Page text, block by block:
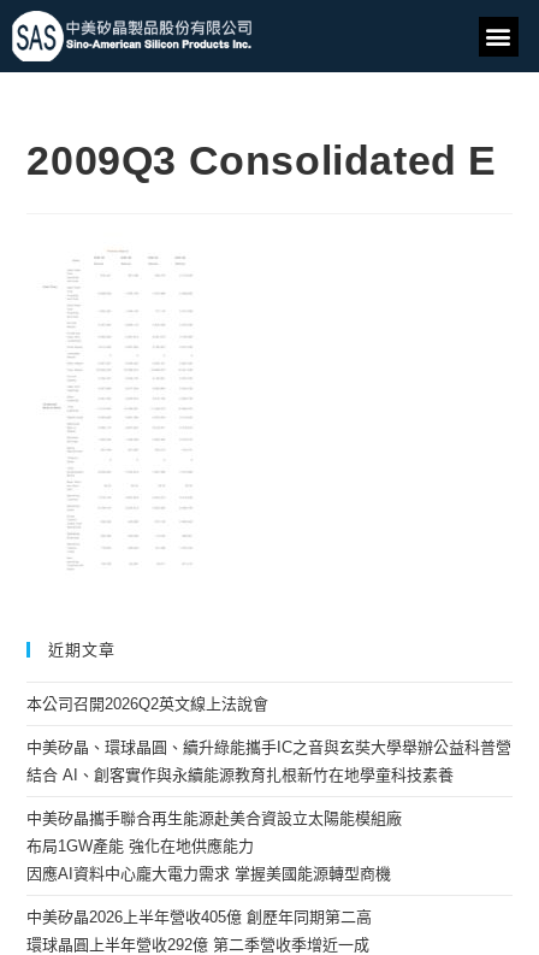
2009Q3 Consolidated E
近期文章
本公司召開2026Q2英文線上法說會
中美矽晶、環球晶圓、續升綠能攜手IC之音與玄奘大學舉辦公益科普營
結合 AI、創客實作與永續能源教育扎根新竹在地學童科技素養
中美矽晶攜手聯合再生能源赴美合資設立太陽能模組廠
布局1GW產能 強化在地供應能力
因應AI資料中心龐大電力需求 掌握美國能源轉型商機
中美矽晶2026上半年營收405億 創歷年同期第二高
環球晶圓上半年營收292億 第二季營收季增近一成